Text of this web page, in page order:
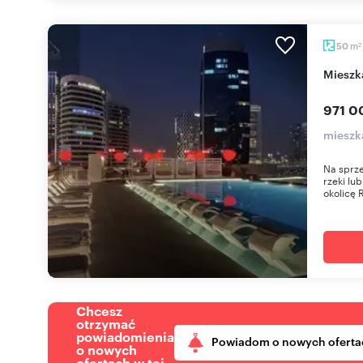
50 m2
971
Na
rzeki
okolicę
Chcesz
otrzymać
powiadomienia
o nowych Powiadom o nowych